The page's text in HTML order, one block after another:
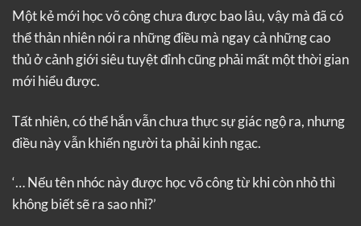
Một kẻ mới học võ công chưa được bao lâu, vậy mà đã có
thể thản nhiên nói ra những điều mà ngay cả những cao
thủ ở cảnh giới siêu tuyệt đỉnh cũng phải mất một thời gian
mới hiểu được.
Tất nhiên, có thể hắn vẫn chưa thực sự giác ngộ ra, nhưng
điều này vẫn khiến người ta phải kinh ngạc.
‘… Nếu tên nhóc này được học võ công từ khi còn nhỏ thì
không biết sẽ ra sao nhỉ?’